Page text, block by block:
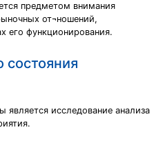
предметом внимания
от¬ношений,
его функционирования.
состояния
исследование анализа